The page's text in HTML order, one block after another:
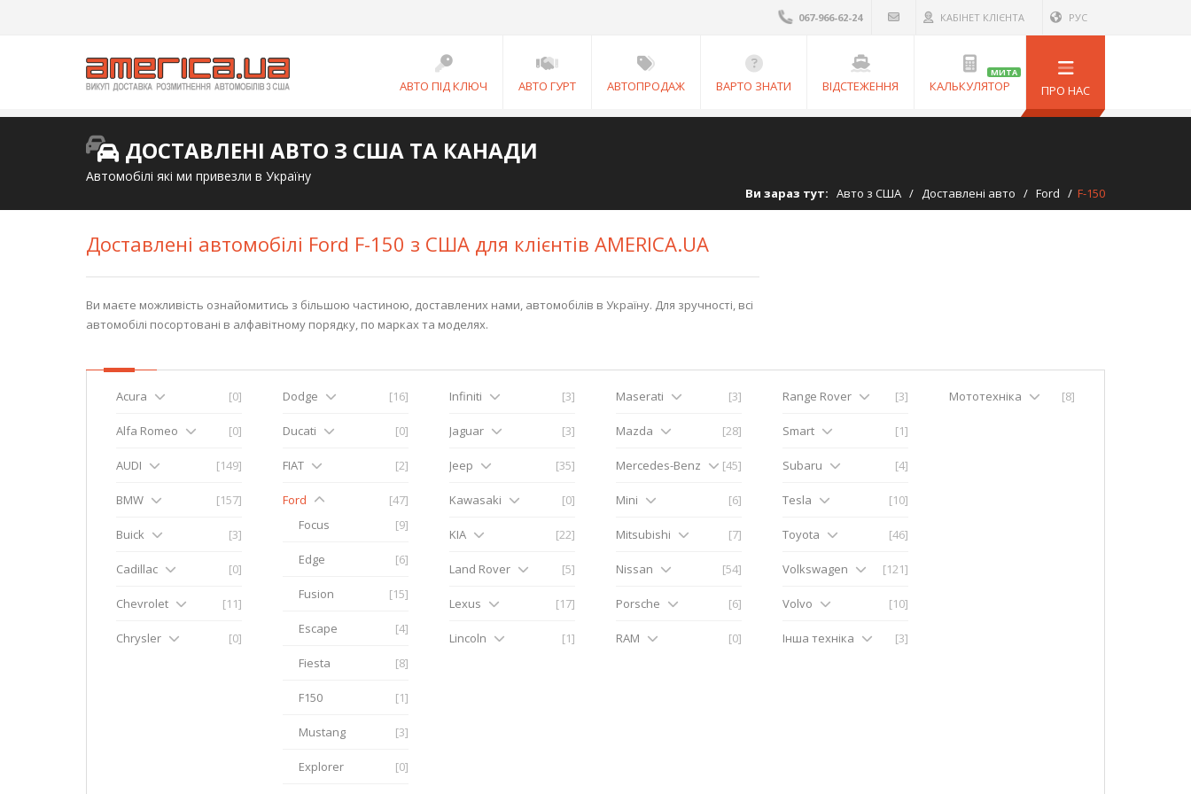
067-966-62-24 КАБІНЕТ КЛІЄНТА РУС
АВТО ПІД КЛЮЧ АВТО ГУРТ АВТОПРОДАЖ ВАРТО ЗНАТИ ВІДСТЕЖЕННЯ КАЛЬКУЛЯТОР
МИТА
ПРО НАС
ДОСТАВЛЕНІ АВТО З США ТА КАНАДИ
Автомобілі які ми привезли в Україну
Ви зараз тут: Авто з США / Доставлені авто / Ford / F-150
Доставлені автомобілі Ford F-150 з США для клієнтів AMERICA.UA
Ви маєте можливість ознайомитись з більшою частиною, доставлених нами, автомобілів в Україну. Для зручності, всі
автомобілі посортовані в алфавітному порядку, по марках та моделях.
Acura [0]
Alfa Romeo [0]
AUDI [149]
BMW [157]
Buick [3]
Cadillac [0]
Chevrolet [11]
Chrysler [0]
Dodge [16]
Ducati [0]
FIAT [2]
Ford
[47]
Focus
[9]
Edge [6]
Fusion [15]
Escape [4]
Fiesta [8]
F150 [1]
Mustang [3]
Explorer [0]
Infiniti [3]
Jaguar [3]
Jeep [35]
Kawasaki [0]
KIA [22]
Land Rover [5]
Lexus [17]
Lincoln [1]
Maserati [3]
Mazda [28]
Mercedes-Benz [45]
Mini [6]
Mitsubishi [7]
Nissan [54]
Porsche [6]
RAM [0]
Range Rover [3]
Smart [1]
Subaru [4]
Tesla [10]
Toyota [46]
Volkswagen [121]
Volvo [10]
Інша техніка [3]
Мототехніка [8]